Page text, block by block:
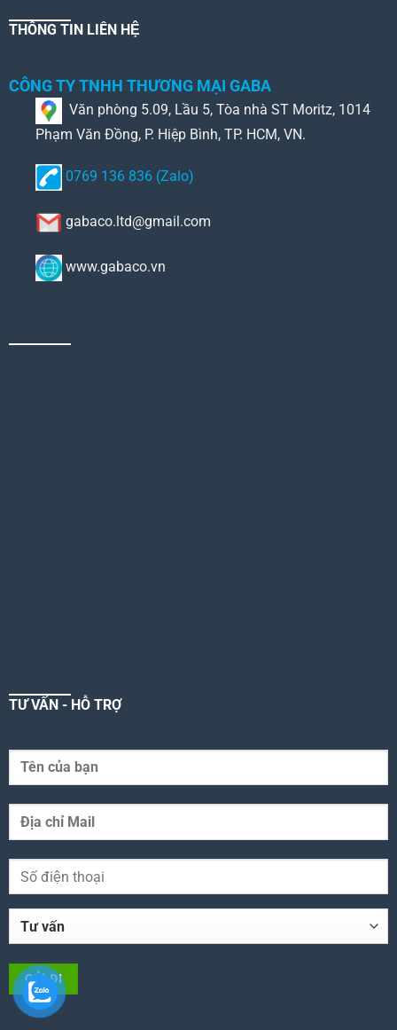
THÔNG TIN LIÊN HỆ
CÔNG TY TNHH THƯƠNG MẠI GABA
Văn phòng 5.09, Lầu 5, Tòa nhà ST Moritz, 1014
Phạm Văn Đồng, P. Hiệp Bình, TP. HCM, VN.
0769 136 836 (Zalo)
gabaco.ltd@gmail.com
www.gabaco.vn
TƯ VẤN - HỖ TRỢ